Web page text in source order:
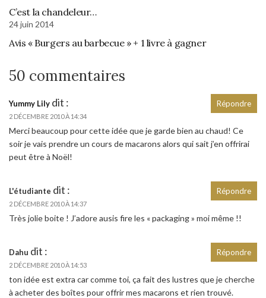
C’est la chandeleur…
24 juin 2014
Avis « Burgers au barbecue » + 1 livre à gagner
50 commentaires
Yummy Lily dit :
2 DÉCEMBRE 2010 À 14:34
Merci beaucoup pour cette idée que je garde bien au chaud! Ce
soir je vais prendre un cours de macarons alors qui sait j’en offrirai
peut être à Noël!
Répondre
L'étudiante dit :
2 DÉCEMBRE 2010 À 14:37
Très jolie boite ! J’adore ausis fire les « packaging » moi même !!
Répondre
Dahu dit :
2 DÉCEMBRE 2010 À 14:53
ton idée est extra car comme toi, ça fait des lustres que je cherche
à acheter des boîtes pour offrir mes macarons et rien trouvé.
Répondre